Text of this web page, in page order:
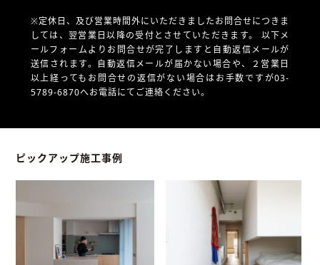
※定休日、及び営業時間外にいただきましたお問合せにつきま
しては、翌営業日以降の受付とさせていただきます。 以下メ
ールフォームよりお問合せが完了しますと自動返信メールが
送信されます。自動返信メールが届かない場合や、
２営業日
以上経ってもお問合せの返信がない場合はお手数ですが03-
5789-6870へお電話にてご連絡ください。
ピックアップ施工事例